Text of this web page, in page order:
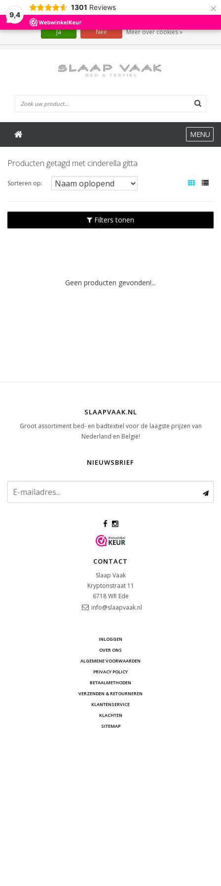
9,4
1301 Reviews ×
MENU
Producten getagd met cinderella gitta
Sorteren op:
Filters tonen
Geen producten gevonden!...
SLAAPVAAK.NL
Groot assortiment bed- en badtextiel voor de laagste prijzen van
Nederland en België!
NIEUWSBRIEF
CONTACT
Slaap Vaak
Kryptonstraat 11
6718 WR Ede
info@slaapvaak.nl
INLOGGEN
OVER ONS
ALGEMENE VOORWAARDEN
PRIVACY POLICY
BETAALMETHODEN
VERZENDEN & RETOURNEREN
KLANTENSERVICE
KLACHTEN
SITEMAP
Wij slaan cookies op om onze website te verbeteren. Is dat akkoord?
Ja Nee Meer over cookies »